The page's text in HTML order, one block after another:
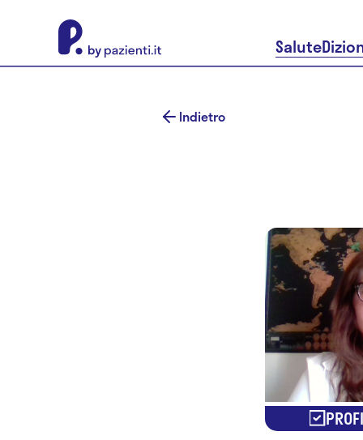
Salute
Indietro